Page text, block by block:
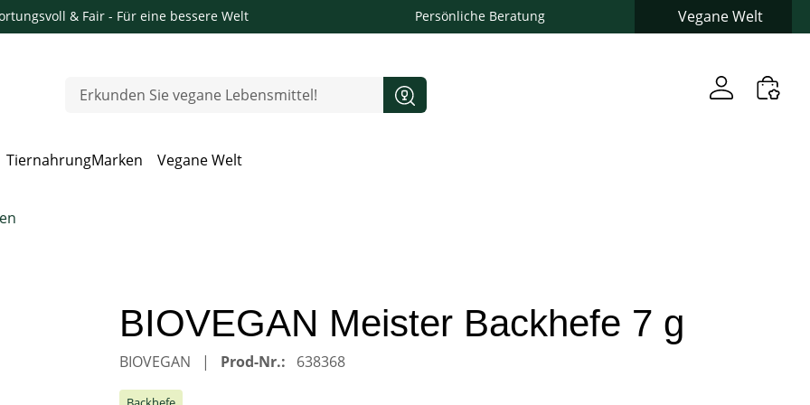
& Fair - Für eine bessere Welt Persönliche Beratung Vegane Welt
TiernahrungMarken
Vegane Welt
BIOVEGAN Meister Backhefe 7 g
BIOVEGAN Prod-Nr.: 638368